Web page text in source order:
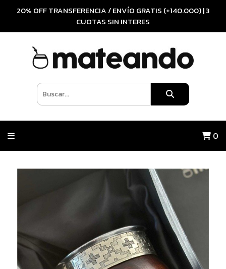
20% OFF TRANSFERENCIA / ENVÍO GRATIS (+140.000) | 3
CUOTAS SIN INTERES
0